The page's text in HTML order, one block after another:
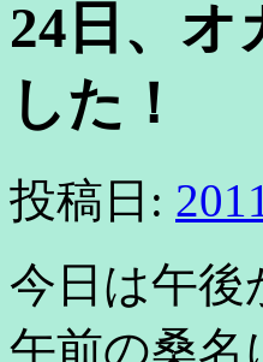
24日、オ
した！
投稿日:
今日は午後
午前の桑名